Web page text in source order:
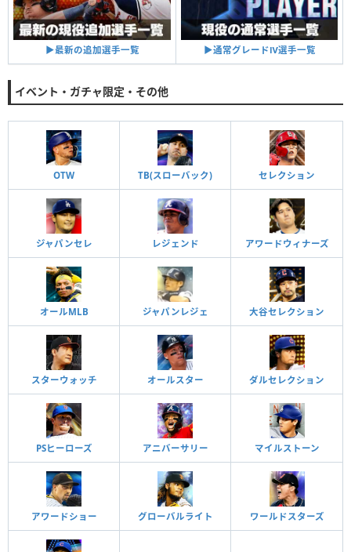
▶︎最新の追加選手一覧 ▶︎通常グレードⅣ選手一覧
イベント・ガチャ限定・その他
OTW TB(スローバック) セレクション
ジャパンセレ レジェンド アワードウィナーズ
オールMLB ジャパンレジェ 大谷セレクション
スターウォッチ オールスター ダルセレクション
PSヒーローズ アニバーサリー マイルストーン
アワードショー グローバルライト ワールドスターズ